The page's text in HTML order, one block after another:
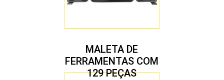
MALETA DE
FERRAMENTAS COM
129 PEÇAS